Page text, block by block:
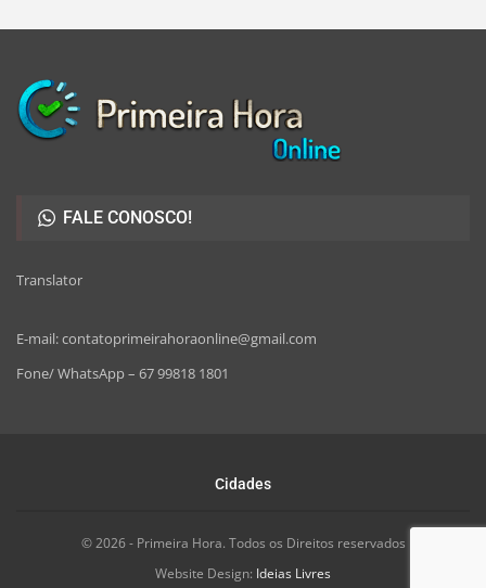
FALE CONOSCO!
Translator
E-mail: contatoprimeirahoraonline@gmail.com
Fone/ WhatsApp – 67 99818 1801
Cidades
© 2026 - Primeira Hora. Todos os Direitos reservados
Website Design: Ideias Livres